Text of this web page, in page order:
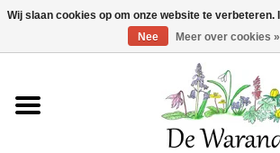
Winkelwagen
Home
Wij slaan cookies op om onze website te verbeteren.
Nee
Meer over cookies »